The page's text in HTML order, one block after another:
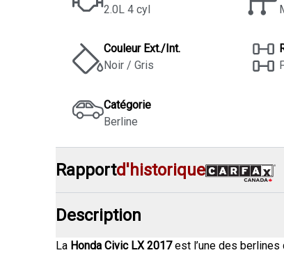
2.0L 4 cyl
Couleur Ext./Int.
Noir / Gris
Catégorie
Berline
Rapportd'historique
Description
La Honda Civic LX 2017est l’une des